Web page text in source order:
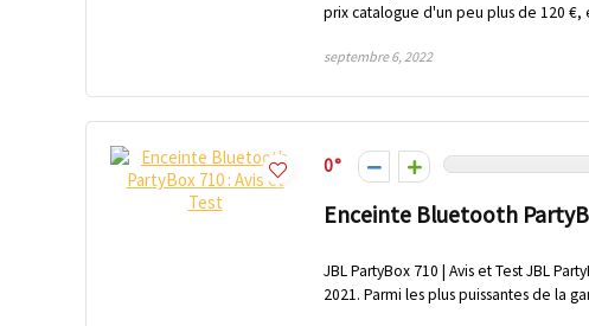
prix catalogue d'un peu plus de 120 €,
septembre 6, 2022
0
Enceinte Bluetooth
JBL PartyBox 710 | Avis et Test JBL
2021. Parmi les plus puissantes de la